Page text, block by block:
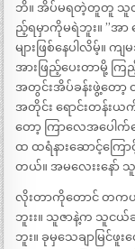
ဘိ။ အိပ်မရတဲ့တူတူ သူတို့
ည့်ရမှာကိုမရဲဘူး။ ”အ
များဖြစ်နေပါလိမ့်
အားဖြည့်ပေးတာမို့ က
အတွင်းအိပ်ခန်းဖွဲ့တော့
အတိုင်း ရောင်းတန်း
တော့ ကြာလေအပေါ
ထ ထရံနားဆောင့်ကြ
တယ်။ အမလေးးနော်
လိုးတာကိုတောင် တက
ဘူးး။ သူဇာနဲ့က သူငယ်
ဘူး။ ခုမှသေချာမြင်